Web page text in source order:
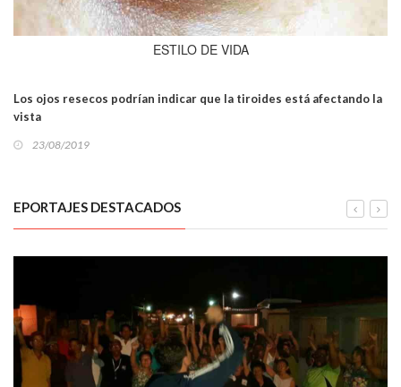
ESTILO DE VIDA
Los ojos resecos podrían indicar que la tiroides está afectando la
vista
23/08/2019
EPORTAJES DESTACADOS